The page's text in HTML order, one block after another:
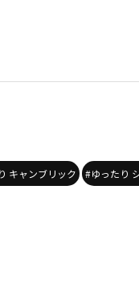
キャンブリック #ゆったり